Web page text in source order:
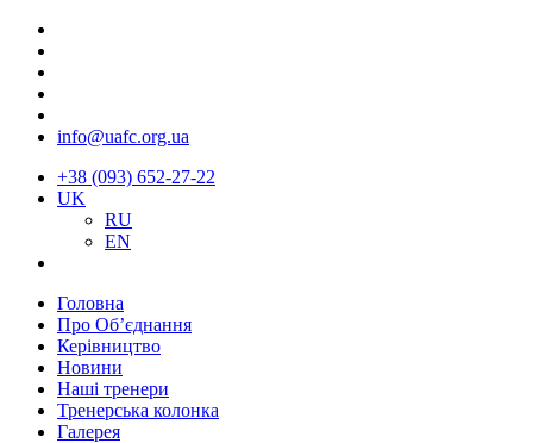
info@uafc.org.ua
+38 (093) 652-27-22
UK
RU
EN
Головна
Про Об’єднання
Керівництво
Новини
Наші тренери
Тренерська колонка
Галерея